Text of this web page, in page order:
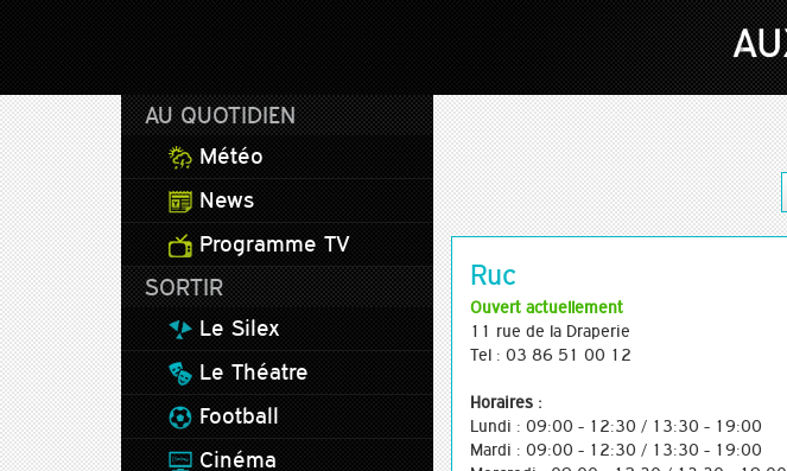
AU QUOTIDIEN
Météo
News
Programme TV
SORTIR
Le Silex
Le Théatre
Football
Cinéma
Ruc
Ouvert actuellement
11 rue de la Draperie
Tel : 03 86 51 00 12
Horaires :
Lundi : 09:00 - 12:30 / 13:30 - 19:00
Mardi : 09:00 - 12:30 / 13:30 - 19:00